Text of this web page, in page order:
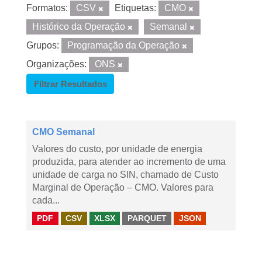
Formatos: CSV Etiquetas:
CMO
Histórico da Operação
Semanal
Grupos:
Programação da Operação
Organizações:
ONS
Filtrar Resultados
CMO Semanal
Valores do custo, por unidade de energia
produzida, para atender ao incremento de uma
unidade de carga no SIN, chamado de Custo
Marginal de Operação – CMO. Valores para
cada...
PDF CSV XLSX PARQUET JSON